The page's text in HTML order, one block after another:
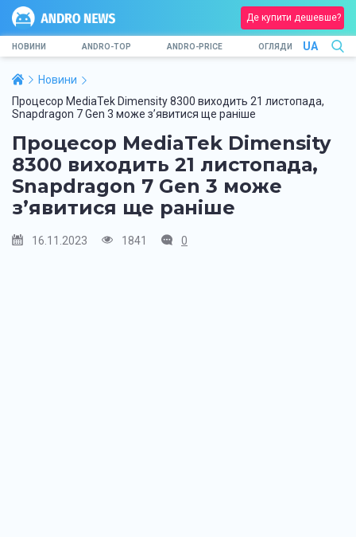
Де купити дешевше?
НОВИНИ ANDRO-TOP ANDRO-PRICE ОГЛЯДИ UA
Новини
Процесор MediaTek Dimensity 8300 виходить 21 листопада,
Snapdragon 7 Gen 3 може з’явитися ще раніше
Процесор MediaTek Dimensity
8300 виходить 21 листопада,
Snapdragon 7 Gen 3 може
з’явитися ще раніше
16.11.2023 1841 0